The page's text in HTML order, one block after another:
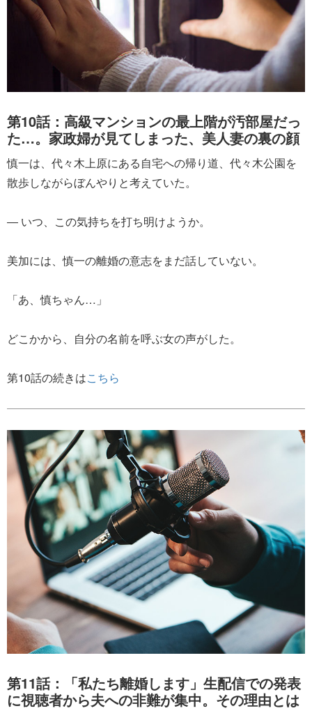
第10話：高級マンションの最上階が汚部屋だっ
た…。家政婦が見てしまった、美人妻の裏の顔
慎一は、代々木上原にある自宅への帰り道、代々木公園を
散歩しながらぼんやりと考えていた。
― いつ、この気持ちを打ち明けようか。
美加には、慎一の離婚の意志をまだ話していない。
「あ、慎ちゃん…」
どこかから、自分の名前を呼ぶ女の声がした。
第10話の続きはこちら
第11話：「私たち離婚します」生配信での発表
に視聴者から夫への非難が集中。その理由とは